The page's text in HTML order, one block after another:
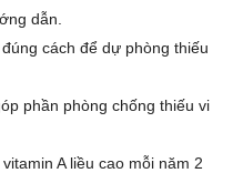
dẫn.
cách để dự phòng thiếu
phần phòng chống thiếu vi
A liều cao mỗi năm 2